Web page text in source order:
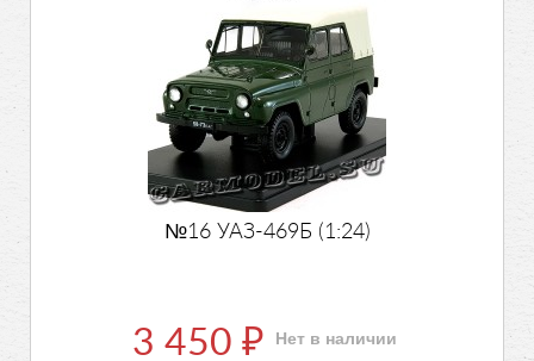
№16 УАЗ-469Б (1:24)
3 450 ₽ Нет в наличии